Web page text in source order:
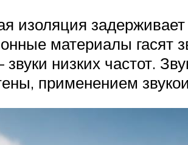
изоляция
материалы гасят
низких частот.
применением